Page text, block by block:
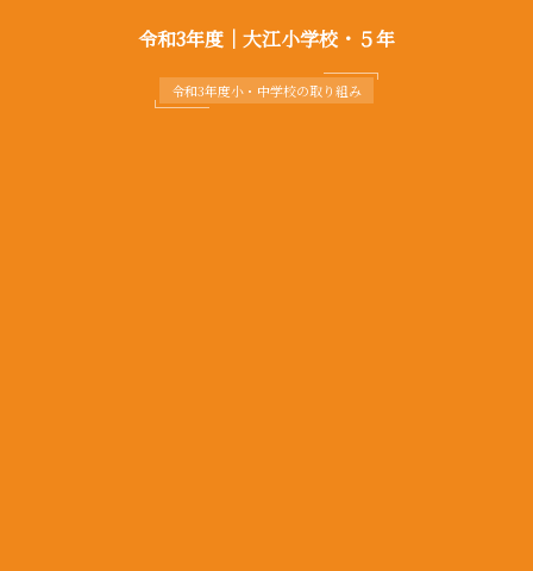
令和3年度｜大江小学校・５年
令和3年度小・中学校の取り組み